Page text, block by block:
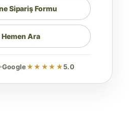
Sipariş Formu
Hemen Ara
Google★★★★★5.0